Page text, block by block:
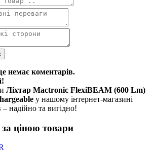
немає коментарів.
Ліхтар Mactronic FlexiBEAM (600 Lm)
у нашому інтернет-магазині
надійно та вигідно!
ціною товари